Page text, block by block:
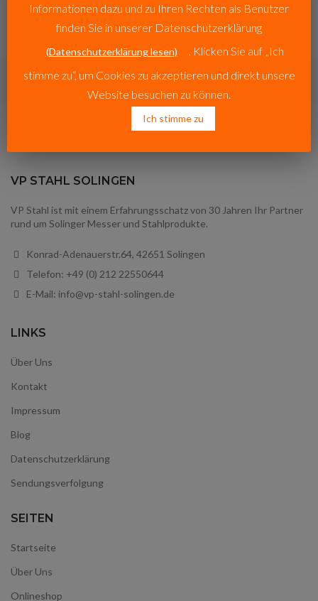
ANMELDEN
VP STAHL SOLINGEN
VP Stahl ist mit einem Erfahrungsschatz von 30 Jahren Ihr Partner
rund um Solinger Messer und Stahlprodukte.
Konrad-Adenauerstr.64, 42651 Solingen
Telefon: +49 (0) 212 22550644
E-Mail: info@vp-stahl-solingen.de
LINKS
Über Uns
Kontakt
Impressum
Blog
Datenschutzerklärung
Sendungsverfolgung
SEITEN
Startseite
Über Uns
Onlineshop
Informationen dazu und zu Ihren Rechten als Benutzer
finden Sie in unserer Datenschutzerklärung
(Datenschutzerklärung lesen)
. Klicken Sie auf „Ich
stimme zu“, um Cookies zu akzeptieren und direkt unsere
Website besuchen zu können.
Ich stimme zu